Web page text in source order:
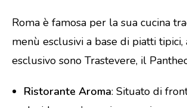
Roma è famosa per la sua cucina
menù esclusivi a base di piatti
esclusivo sono Trastevere, il
Ristorante Aroma: Situato di